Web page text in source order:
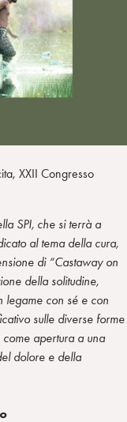
XXII Congresso
SPI, che si terrà a
al tema della cura,
di “Castaway on
della solitudine,
legame con sé e con
sulle diverse forme
apertura a una
dolore e della